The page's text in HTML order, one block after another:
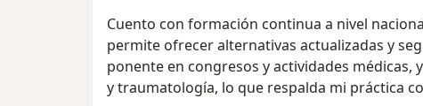
Cuento con formación continua a nivel
permite ofrecer alternativas actualizadas y
ponente en congresos y actividades médicas,
y traumatología, lo que respalda mi práctica